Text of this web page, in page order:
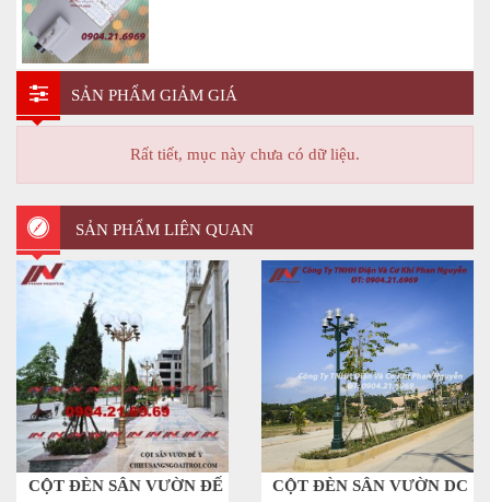
SẢN PHẨM GIẢM GIÁ
Rất tiết, mục này chưa có dữ liệu.
SẢN PHẨM LIÊN QUAN
CỘT ĐÈN SÂN VƯỜN ĐẾ
CỘT ĐÈN SÂN VƯỜN DC